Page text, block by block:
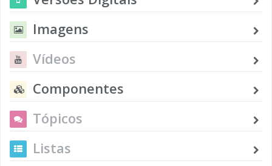
Imagens
Vídeos
Componentes
Tópicos
Listas